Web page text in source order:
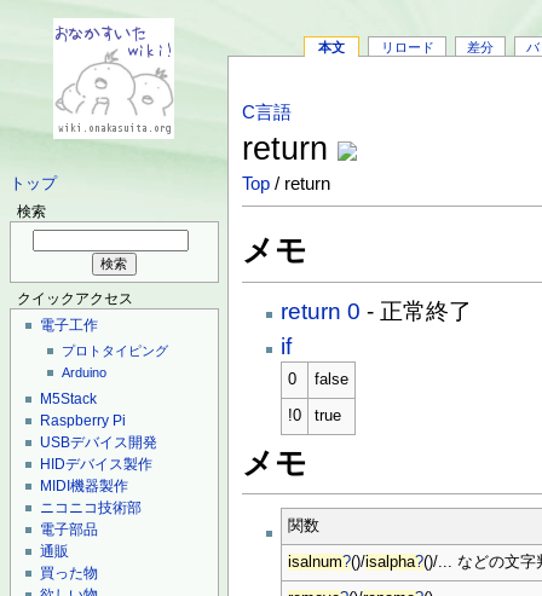
トップ
検索
クイックアクセス
電子工作
プロトタイピング
Arduino
M5Stack
Raspberry Pi
USBデバイス開発
HIDデバイス製作
MIDI機器製作
ニコニコ技術部
電子部品
通販
買った物
本文 リロード 差分 バ
C言語
return
Top / return
メモ
return 0 - 正常終了
if
0 false
!0 true
メモ
関数
isalnum?()/isalpha?()/... などの文字